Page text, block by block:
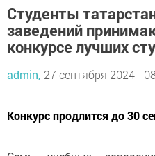
Студенты
заведений
конкурсе лучших
admin, 27 сентября 2024 -
Конкурс продлится до 30